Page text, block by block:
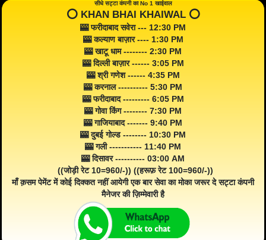
सीधे सट्टा कंपनी का No 1 खाईवाल
⭕️ KHAN BHAI KHAIWAL ⭕️
🎰 फरीदाबाद सवेरा --- 12:30 PM
🎰 कल्याण बाज़ार ---- 1:30 PM
🎰 खाटू धाम -------- 2:30 PM
🎰 दिल्ली बाज़ार ------ 3:05 PM
🎰 श्री गणेश ------ 4:35 PM
🎰 करनाल ---------- 5:30 PM
🎰 फरीदाबाद --------- 6:05 PM
🎰 गोवा किंग -------- 7:30 PM
🎰 गाजियाबाद ------- 9:40 PM
🎰 दुबई गोल्ड -------- 10:30 PM
🎰 गली ----------- 11:40 PM
🎰 दिसावर ---------- 03:00 AM
((जोड़ी रेट 10=960/-)) ((हरूफ़ रेट 100=960/-))
माँ क़सम पेमेंट में कोई दिक्कत नहीं आयेगी एक बार सेवा का मोका जरूर दे सट्टा कंपनी
मैनेजर की ज़िम्मेवारी है